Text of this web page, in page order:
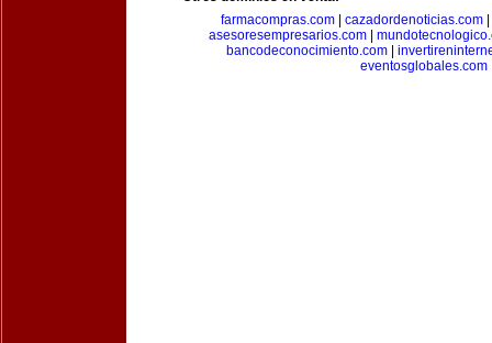
farmacompras.com
cazadordenoticias.com
asesoresempresarios.com
bancodeconocimiento.com
eventosglobales.com